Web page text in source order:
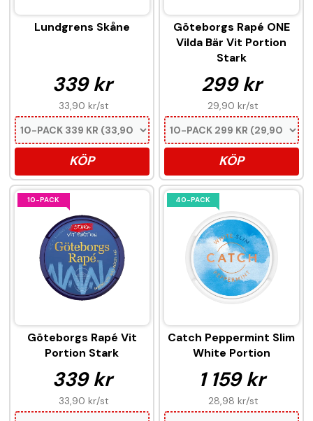
Lundgrens Skåne
339 kr
33,90 kr/st
KÖP
Göteborgs Rapé ONE
Vilda Bär Vit Portion
Stark
299 kr
29,90 kr/st
KÖP
10-PACK
Göteborgs Rapé Vit
Portion Stark
339 kr
33,90 kr/st
40-PACK
Catch Peppermint Slim
White Portion
1 159 kr
28,98 kr/st